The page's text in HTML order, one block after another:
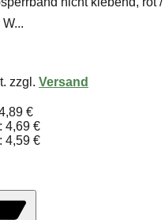
zzgl. Versand
€
4,69 €
4,59 €